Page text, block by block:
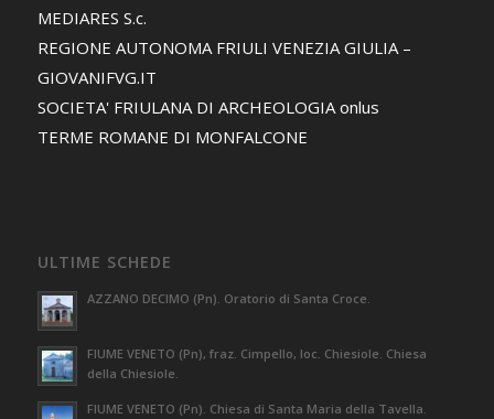
MEDIARES S.c.
REGIONE AUTONOMA FRIULI VENEZIA GIULIA –
GIOVANIFVG.IT
SOCIETA' FRIULANA DI ARCHEOLOGIA onlus
TERME ROMANE DI MONFALCONE
ULTIME SCHEDE
AZZANO DECIMO (Pn). Oratorio di Santa Croce.
FIUME VENETO (Pn), fraz. Cimpello, loc. Chiesiole. Chiesa
della Chiesiole.
FIUME VENETO (Pn). Chiesa di Santa Maria della Tavella.